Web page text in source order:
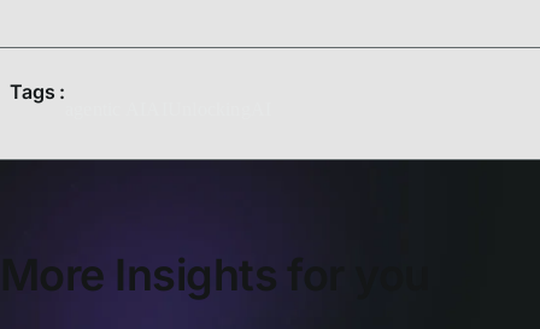
Tags :
More Insights for you